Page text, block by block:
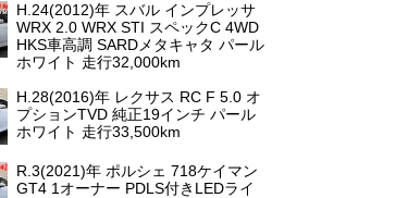
H.24(2012)年 スバル インプレッサ
WRX 2.0 WRX STI スペックC 4WD
HKS車高調 SARDメタキャタ パール
ホワイト 走行32,000km
H.28(2016)年 レクサス RC F 5.0 オ
プションTVD 純正19インチ パール
ホワイト 走行33,500km
R.3(2021)年 ポルシェ 718ケイマン
GT4 1オーナー PDLS付きLEDライ